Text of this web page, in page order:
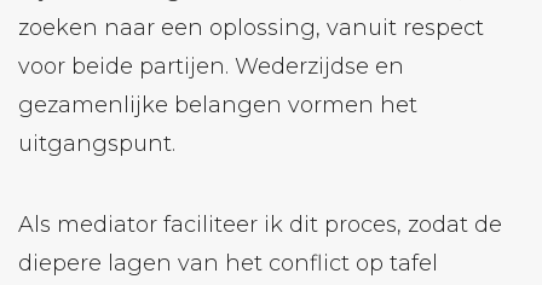
zoeken naar een oplossing, vanuit respect
voor beide partijen. Wederzijdse en
gezamenlijke belangen vormen het
uitgangspunt.
Als mediator faciliteer ik dit proces, zodat de
diepere lagen van het conflict op tafel